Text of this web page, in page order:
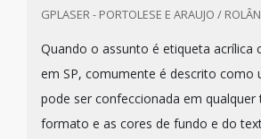
GPLASER - PORTOLESE E ARAUJO /
Quando o assunto é etiqueta acrílica
em SP, comumente é descrito como
pode ser confeccionada em
formato e as cores de fundo e do